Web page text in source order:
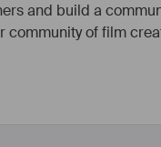
and build a
community of film